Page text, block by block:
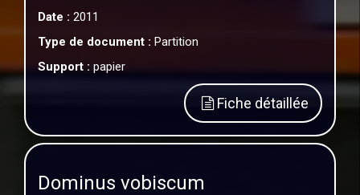
Date : 2011
Type de document : Partition
Support : papier
Fiche détaillée
Dominus vobiscum